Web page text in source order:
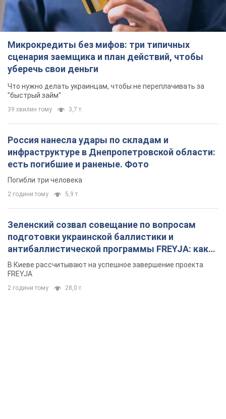
Микрокредиты без мифов: три типичных
сценария заемщика и план действий, чтобы
уберечь свои деньги
Что нужно делать украинцам, чтобы не переплачивать за
"быстрый займ"
39 хвилин тому 3,7 т.
Россия нанесла удары по складам и
инфраструктуре в Днепропетровской области:
есть погибшие и раненые. Фото
Погибли три человека
2 години тому 5,9 т.
Зеленский созвал совещание по вопросам
подготовки украинской баллистики и
антибаллистической программы FREYJA: какие
решения готовятся
В Киеве рассчитывают на успешное завершение проекта
FREYJA
2 години тому 28,0 т.